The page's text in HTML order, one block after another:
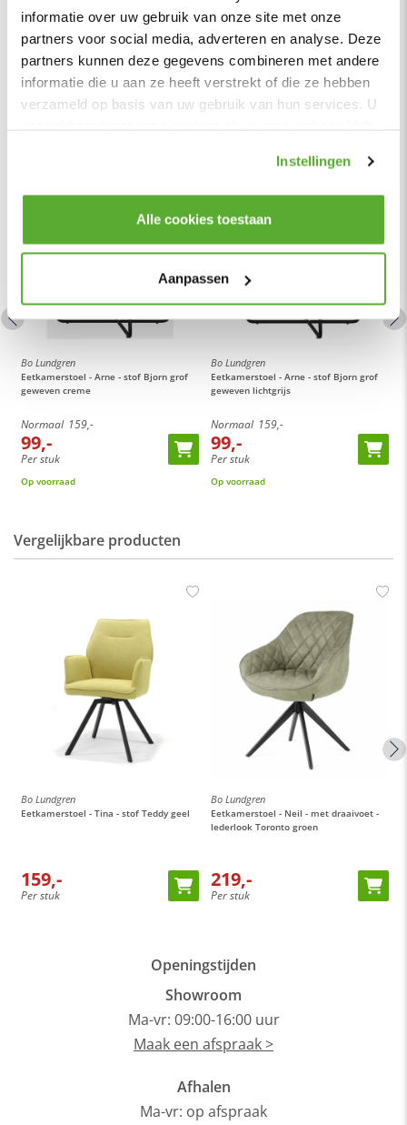
informatie over uw gebruik van onze site met onze
partners voor social media, adverteren en analyse. Deze
partners kunnen deze gegevens combineren met andere
informatie die u aan ze heeft verstrekt of die ze hebben
verzameld op basis van uw gebruik van hun services. U
Instellingen
Alle cookies toestaan
Aanpassen
Draai bij het monteren van de bouten eerst alle bouten er
een klein stukje in, zo blijft er genoeg speling om de andere
bouten erin te draaien. Als ze allemaal gemonteerd zijn,
kunnen ze één voor een strak vastgedraaid worden. Al het
benodigde montagemateriaal wordt meegeleverd.
. Voor meer
Vianen, 10 autominuten van Utrecht.
Lees meer
Totaalpakketten
Bo Lundgren
Eetkamerstoel - Arne - stof Bjorn grof
geweven creme
Normaal 159,-
99,-
Per stuk
Op voorraad
Bo Lundgren
Eetkamerstoel - Arne - stof Bjorn grof
geweven lichtgrijs
Normaal 159,-
99,-
Per stuk
Op voorraad
Vergelijkbare producten
Bo Lundgren
Eetkamerstoel - Tina - stof Teddy geel
159,-
Per stuk
Bo Lundgren
Eetkamerstoel - Neil - met draaivoet -
lederlook Toronto groen
219,-
Per stuk
Openingstijden
Showroom
Ma-vr: 09:00-16:00 uur
Maak een afspraak >
Afhalen
Ma-vr: op afspraak